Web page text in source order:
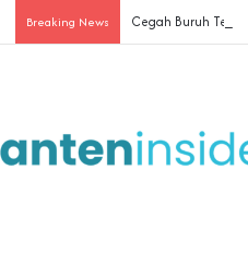
Breaking News Cegah Buruh